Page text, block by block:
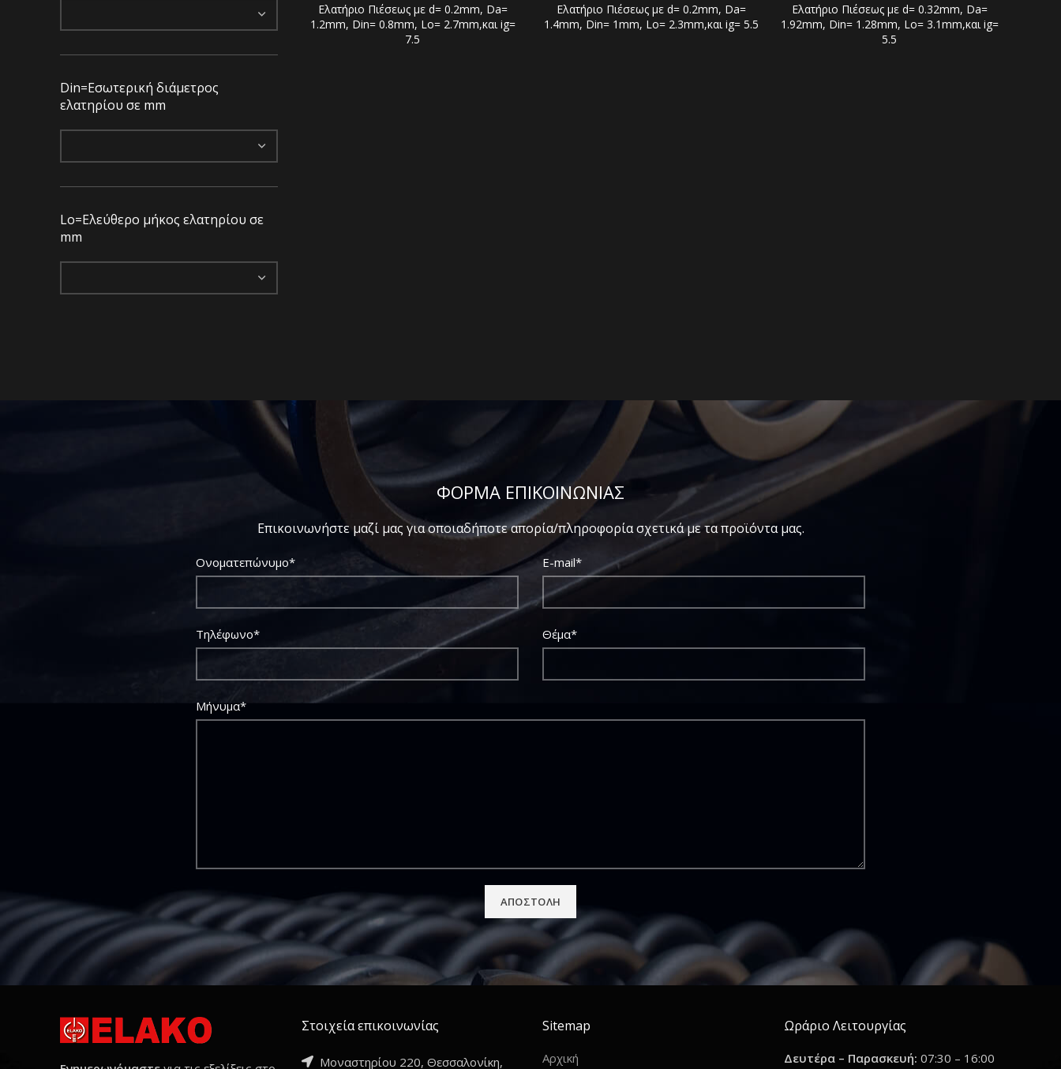
Din=Εσωτερική διάμετρος
ελατηρίου σε mm
Lo=Ελεύθερο μήκος ελατηρίου σε
mm
Ελατήριο Πιέσεως με d= 0.2mm, Da=
1.2mm, Din= 0.8mm, Lo= 2.7mm,και ig=
7.5
Ελατήριο Πιέσεως με d= 0.2mm, Da=
1.4mm, Din= 1mm, Lo= 2.3mm,και ig= 5.5
Ελατήριο Πιέσεως με d= 0.32mm, Da=
1.92mm, Din= 1.28mm, Lo= 3.1mm,και ig=
5.5
ΦΟΡΜΑ ΕΠΙΚΟΙΝΩΝΙΑΣ
Επικοινωνήστε μαζί μας για οποιαδήποτε απορία/πληροφορία σχετικά με τα προϊόντα μας.
Ονοματεπώνυμο* E-mail*
Τηλέφωνο* Θέμα*
Μήνυμα*
Στοιχεία επικοινωνίας
Μοναστηρίου 220, Θεσσαλονίκη,
Sitemap
Αρχική
Ωράριο Λειτουργίας
Δευτέρα – Παρασκευή: 07:30 – 16:00